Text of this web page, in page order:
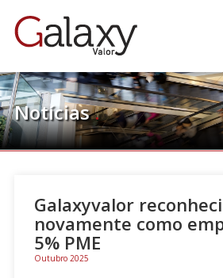
Notícias.
Galaxyvalor
novamente como
5% PME
Outubro 2025